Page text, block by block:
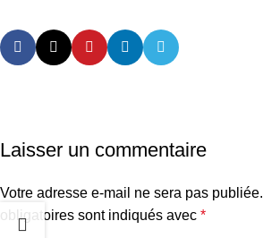
Laisser un commentaire
Votre adresse e-mail ne sera pas publiée.
obligatoires sont indiqués avec *